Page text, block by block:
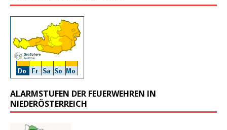
ALARMSTUFEN DER FEUERWEHREN IN
NIEDERÖSTERREICH